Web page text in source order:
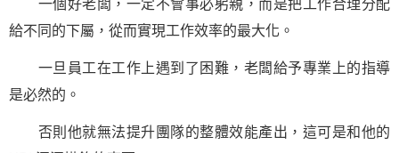
一個好老闆，一定不會事必躬親，而是把工作合理分配
給不同的下屬，從而實現工作效率的最大化。
一旦員工在工作上遇到了困難，老闆給予專業上的指導
是必然的。
否則他就無法提升團隊的整體效能產出，這可是和他的